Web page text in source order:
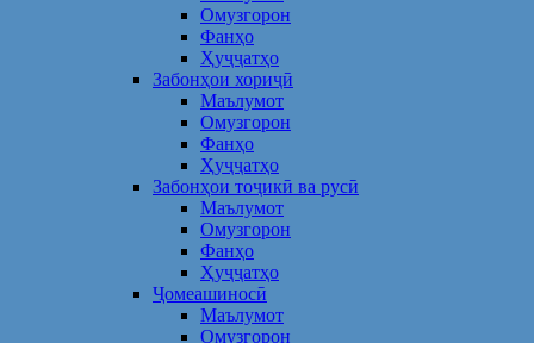
Омузгорон
Фанҳо
Ҳуҷҷатҳо
Забонҳои хориҷӣ
Маълумот
Омузгорон
Фанҳо
Ҳуҷҷатҳо
Забонҳои тоҷикӣ ва русӣ
Маълумот
Омузгорон
Фанҳо
Ҳуҷҷатҳо
Ҷомеашиносӣ
Маълумот
Омузгорон